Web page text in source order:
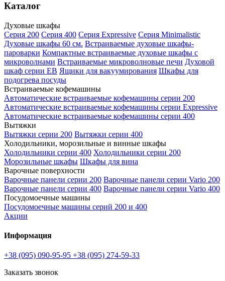
Каталог
Духовые шкафы
Серия 200 Серия 400 Серия Expressive Серия Minimalistic
Духовые шкафы 60 см. Встраиваемые духовые шкафы-
пароварки Компактные встраиваемые духовые шкафы с
микроволнами Встраиваемые микроволновые печи Духовой
шкаф серии EB Ящики для вакуумирования Шкафы для
подогрева посуды
Встраиваемые кофемашины
Автоматические встраиваемые кофемашины серии 200
Автоматические встраиваемые кофемашины серии Expressive
Автоматические встраиваемые кофемашины серии 400
Вытяжки
Вытяжки серии 200 Вытяжки серии 400
Холодильники, морозильные и винные шкафы
Холодильники серии 400 Холодильники серии 200
Морозильные шкафы Шкафы для вина
Варочные поверхности
Варочные панели серии 200 Варочные панели серии Vario 200
Варочные панели серии 400 Варочные панели серии Vario 400
Посудомоечные машины
Посудомоечные машины серий 200 и 400
Акции
Информация
+38 (095) 090-95-95 +38 (095) 274-59-33
Заказать звонок